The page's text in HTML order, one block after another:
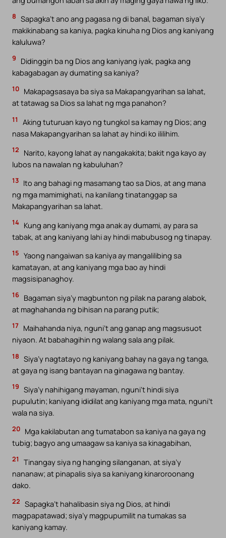
8 Sapagka’t ano ang pagasa ng di banal, bagaman siya’y
makikinabang sa kaniya, pagka kinuha ng Dios ang kaniyang
kaluluwa?
9
Didinggin ba ng Dios ang kaniyang iyak, pagka ang
kabagabagan ay dumating sa kaniya?
10 Makapagsasaya ba siya sa Makapangyarihan sa lahat,
at tatawag sa Dios sa lahat ng mga panahon?
11
Aking tuturuan kayo ng tungkol sa kamay ng Dios; ang
nasa Makapangyarihan sa lahat ay hindi ko ililihim.
12
Narito, kayong lahat ay nangakakita; bakit nga kayo ay
lubos na nawalan ng kabuluhan?
13 Ito ang bahagi ng masamang tao sa Dios, at ang mana
ng mga mamimighati, na kanilang tinatanggap sa
Makapangyarihan sa lahat.
14 Kung ang kaniyang mga anak ay dumami, ay para sa
tabak, at ang kaniyang lahi ay hindi mabubusog ng tinapay.
15 Yaong nangaiwan sa kaniya ay mangalilibing sa
kamatayan, at ang kaniyang mga bao ay hindi
magsisipanaghoy.
16 Bagaman siya’y magbunton ng pilak na parang alabok,
at maghahanda ng bihisan na parang putik;
17 Maihahanda niya, nguni’t ang ganap ang magsusuot
niyaon. At babahagihin ng walang sala ang pilak.
18 Siya’y nagtatayo ng kaniyang bahay na gaya ng tanga,
at gaya ng isang bantayan na ginagawa ng bantay.
19 Siya’y nahihigang mayaman, nguni’t hindi siya
pupulutin; kaniyang ididilat ang kaniyang mga mata, nguni’t
wala na siya.
20 Mga kakilabutan ang tumatabon sa kaniya na gaya ng
tubig; bagyo ang umaagaw sa kaniya sa kinagabihan,
21
Tinangay siya ng hanging silanganan, at siya’y
nananaw; at pinapalis siya sa kaniyang kinaroroonang
dako.
22 Sapagka’t hahalibasin siya ng Dios, at hindi
magpapatawad; siya’y magpupumilit na tumakas sa
kaniyang kamay.